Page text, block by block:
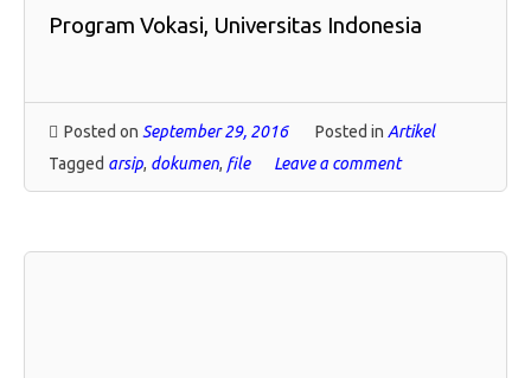
Program Vokasi, Universitas Indonesia
Posted on September 29, 2016 Posted in Artikel
Tagged arsip, dokumen, file Leave a comment